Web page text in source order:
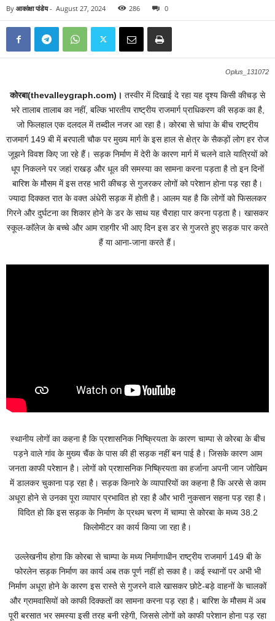
By आकांक्षा पांडेय- August 27, 2024 286 0
Oplus_131072
कोरबा(thevalleygraph.com)। तस्वीर में दिखाई दे रहा यह दृश्य किसी कीचड़ से
भरे तालाब तालाब का नहीं, बल्कि भारतीय राष्ट्रीय राजमार्ग प्राधिकरण की सड़क का है,
जो फिलहाल एक दलदल में तब्दील नजर आ रहा है। कोरबा से चांपा के बीच राष्ट्रीय
राजमार्ग 149 बी में बरपाली चौक पर मुख्य मार्ग के इस हाल से क्षेत्र के सैकड़ों लोग हर रोज
जूझने विवश किए जा रहे हैं। सड़क निर्माण में देरी के कारण मार्ग में चलने वाले यात्रियों को
धूप निकलने पर जहां राखड़ और धूल की समस्या का सामना करना पड़ता है तो इन दिनों
बारिश के मौसम में इस तरह भारी कीचड़ से गुजरकर लोगों को परेशान होना पड़ रहा है।
ज्यादा दिक्कत रात के वक्त अंधेरी सड़क में होती है। आलम यह है कि लोगों को फिसलकर
गिरने और दुर्घटना का शिकार होने के डर के साथ यह चैराहा पार करना पड़ता है। खासकर
स्कूल-काॅलेज के बच्चे और आम राहगीर भी आए दिन इस डर से गुजरते हुए सड़क पार करते
हैं या आना-जाना करते हैं।
स्थानीय लोगों का कहना है कि प्रशासनिक निष्क्रियता के कारण चाम्पा से कोरबा के बीच
पड़ने वाले गांव के मुख्य चैंक के पास की ही सड़क नहीं बन पाई है। जिसके कारण आम
जनता काफी परेशान है। लोगों को प्रशासनिक निष्क्रियता का हर्जाना अपनी जान जोखिम
में डालकर चुकाना पड़ रहा है। सड़क किनारे के व्यापारियों का कहना है कि अरसे से काम
अधूरा होने से उनका पूरा व्यापार प्रभावित हो रहा है और भारी नुकसान सहना पड़ रहा है।
विदित हो कि इस सड़क के निर्माण के प्रथम चरण में चाम्पा से कोरबा के मध्य 38.2
किलोमीटर का कार्य किया जा रहा है।
उल्लेखनीय होगा कि कोरबा से चाम्पा के मध्य निर्माणाधीन राष्ट्रीय राजमार्ग 149 बी के
फोरलेन सड़क निर्माण का कार्य अब तक पूर्ण नहीं हो सका है। कई स्थानों पर अभी भी
निर्माण अधूरा होने के कारण इस रास्ते से गुजरने वाले खासकर छोटे-बड़े वाहनों के चालकों
और ग्रामवासियों को काफी दिक्कतों का सामना करना पड़ रहा है। बारिश के मौसम में अब
पूरी बरसात भर समस्या इसी तरह बनी रहेगी, जिससे लोगों को काफी परेशान होना पड़ रहा